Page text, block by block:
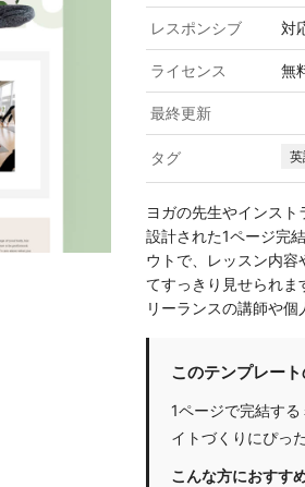
レスポンシブ 対
ライセンス 無
最終更新
タグ
ヨガの先生やインス
設計された1ページ完
ウトで、レッスン内
てすっきり見せられ
リーランスの講師や個
このテンプレー
1ページで完結す
イトづくりにぴっ
こんな方におすす